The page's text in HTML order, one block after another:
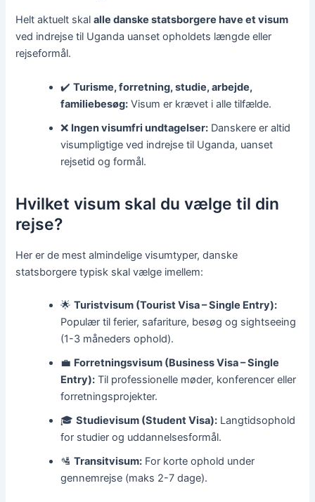
Helt aktuelt skalalle danske statsborgere have et visum
ved indrejse til Uganda uanset opholdets længde eller
rejseformål.
✔️Turisme, forretning, studie, arbejde,
familiebesøg: Visum er krævet i alle tilfælde.
❌ Ingen visumfri undtagelser: Danskere er altid
visumpligtige ved indrejse til Uganda, uanset
rejsetid og formål.
Hvilket visum skal du vælge til din
rejse?
Her er de mest almindelige visumtyper, danske
statsborgere typisk skal vælge imellem:
🌟Turistvisum (Tourist Visa – Single Entry):
Populær til ferier, safariture, besøg og sightseeing
(1-3 måneders ophold).
💼 Forretningsvisum (Business Visa – Single
Entry): Til professionelle møder, konferencer eller
forretningsprojekter.
🎓Studievisum (Student Visa): Langtidsophold
for studier og uddannelsesformål.
🛂Transitvisum: For korte ophold under
gennemrejse (maks 2-7 dage).